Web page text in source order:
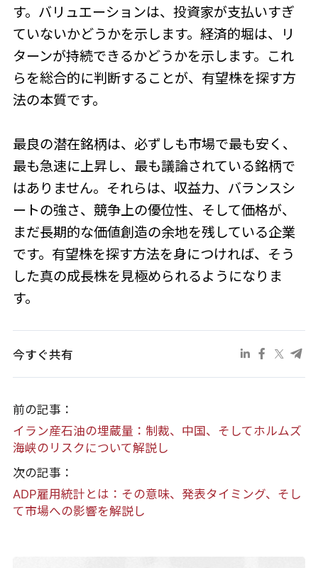
す。バリュエーションは、投資家が支払いすぎ
ていないかどうかを示します。経済的堀は、リ
ターンが持続できるかどうかを示します。これ
らを総合的に判断することが、有望株を探す方
法の本質です。
最良の潜在銘柄は、必ずしも市場で最も安く、
最も急速に上昇し、最も議論されている銘柄で
はありません。それらは、収益力、バランスシ
ートの強さ、競争上の優位性、そして価格が、
まだ長期的な価値創造の余地を残している企業
です。有望株を探す方法を身につければ、そう
した真の成長株を見極められるようになりま
す。
今すぐ共有
前の記事：
イラン産石油の埋蔵量：制裁、中国、そしてホルムズ
海峡のリスクについて解説し
次の記事：
ADP雇用統計とは：その意味、発表タイミング、そし
て市場への影響を解説し